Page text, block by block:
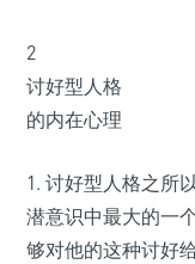
2
讨好型人格
的内在心理
1. 讨好型人格之所
潜意识中最大的一
够对他的这种讨好